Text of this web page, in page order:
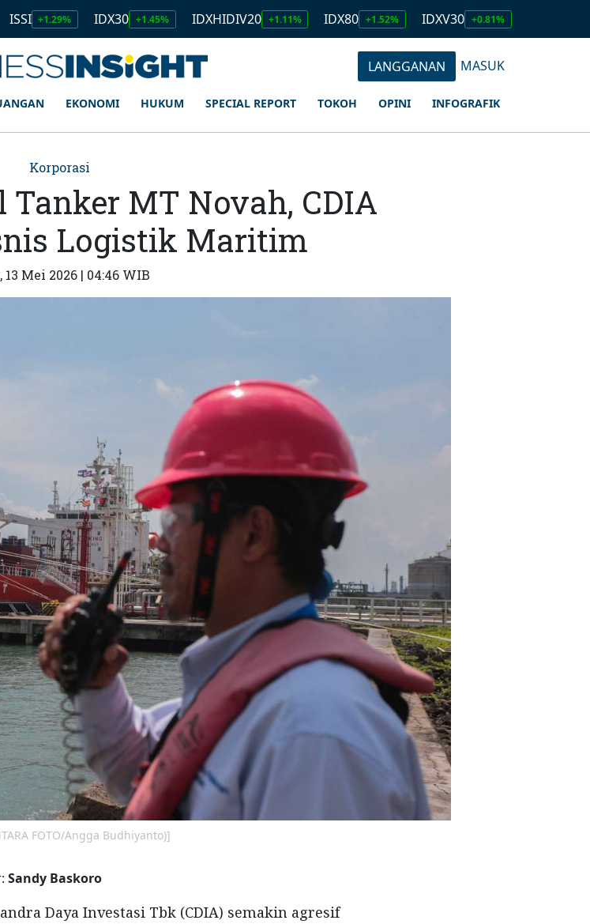
IDX30 +1.45% IDXHIDIV20 +1.11% IDX80 +1.52% IDXV30 +0.81% IDXQ30
LANGGANAN MASUK
EKONOMI HUKUM SPECIAL REPORT TOKOH OPINI INFOGRAFIK
Korporasi
MT Novah, CDIA
Logistik Maritim
13 Mei 2026 | 04:46 WIB
FOTO/Angga Budhiyanto)]
Sandy Baskoro
Daya Investasi Tbk (CDIA) semakin agresif